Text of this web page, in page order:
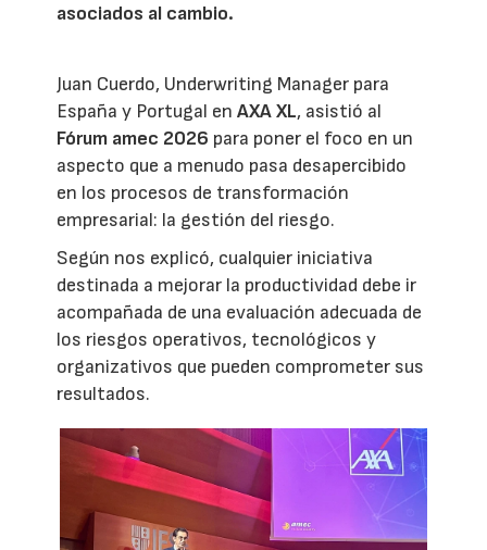
asociados al cambio.
Juan Cuerdo, Underwriting Manager para
España y Portugal enAXA XL, asistió al
Fórum amec 2026 para poner el foco en un
aspecto que a menudo pasa desapercibido
en los procesos de transformación
empresarial: la gestión del riesgo.
Según nos explicó, cualquier iniciativa
destinada a mejorar la productividad debe ir
acompañada de una evaluación adecuada de
los riesgos operativos, tecnológicos y
organizativos que pueden comprometer sus
resultados.